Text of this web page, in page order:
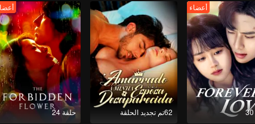
أعضاء
62تم تجديد الحلقة حلقة 24